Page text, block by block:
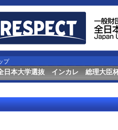
プ
日本大学選抜 インカレ 総理大臣